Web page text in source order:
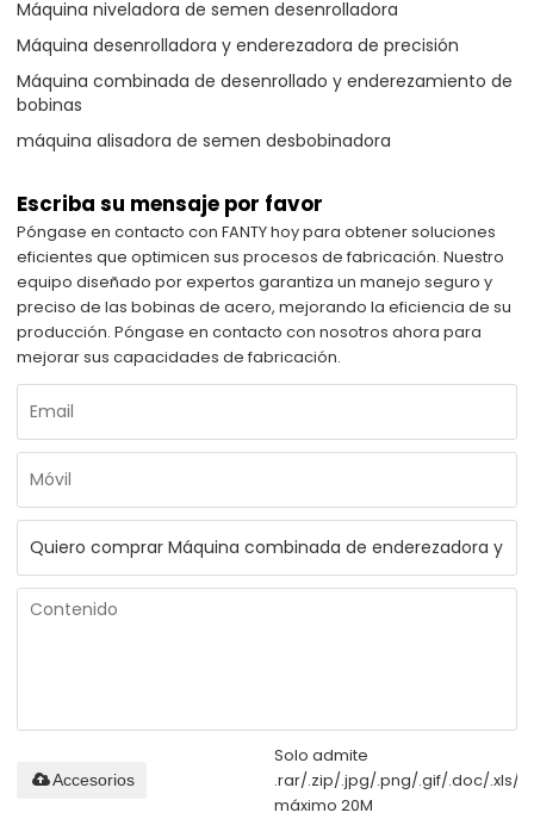
Máquina niveladora de semen desenrolladora
Máquina desenrolladora y enderezadora de precisión
Máquina combinada de desenrollado y enderezamiento de
bobinas
máquina alisadora de semen desbobinadora
Escriba su mensaje por favor
Póngase en contacto con FANTY hoy para obtener soluciones
eficientes que optimicen sus procesos de fabricación. Nuestro
equipo diseñado por expertos garantiza un manejo seguro y
preciso de las bobinas de acero, mejorando la eficiencia de su
producción. Póngase en contacto con nosotros ahora para
mejorar sus capacidades de fabricación.
Solo admite
.rar/.zip/.jpg/.png/.gif/.doc/.xls/
máximo 20M
Accesorios